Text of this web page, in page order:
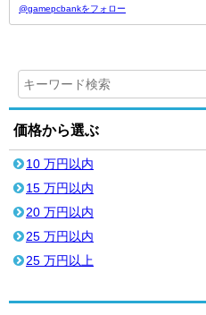
@gamepcbankをフォロー
価格から選ぶ
10 万円以内
15 万円以内
20 万円以内
25 万円以内
25 万円以上